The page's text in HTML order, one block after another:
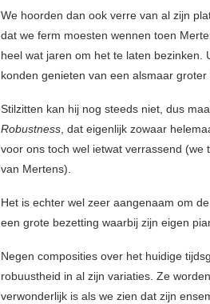
We hoorden dan ook verre van al zijn
dat we ferm moesten wennen toen
heel wat jaren om het te laten bezinken.
konden genieten van een alsmaar
Stilzitten kan hij nog steeds niet, dus
Robustness, dat eigenlijk zowaar
voor ons toch wel ietwat verrassend
van Mertens).
Het is echter wel zeer aangenaam om
een grote bezetting waarbij zijn eigen
Negen composities over het huidige
robuustheid in al zijn variaties. Ze
verwonderlijk is als we zien dat zijn